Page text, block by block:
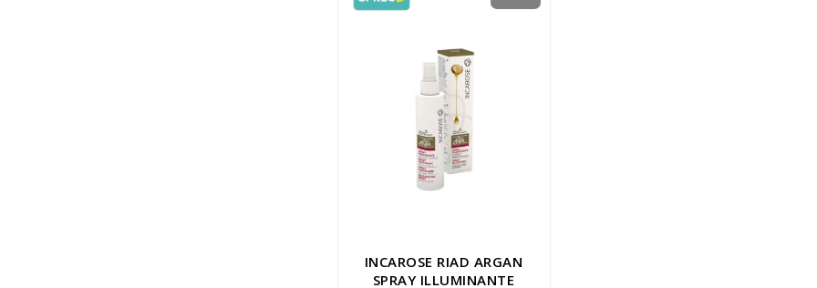
INCAROSE RIAD ARGAN
SPRAY ILLUMINANTE